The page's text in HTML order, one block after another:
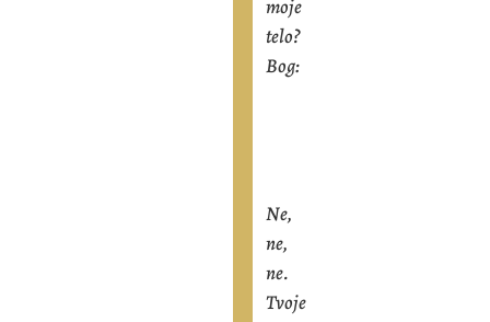
moje
telo?
Bog:
Ne,
ne,
ne.
Tvoje